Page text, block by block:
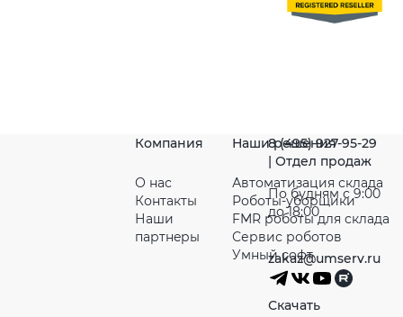
Компания
О нас
Контакты
Наши
партнeры
Наши решения
Автоматизация склада
Роботы-уборщики
FMR роботы для склада
Сервис роботов
Умный софт
8 (495) 927-95-29
| Отдел продаж
По будням с 9:00
до 18:00
zakaz@umserv.ru
Скачать